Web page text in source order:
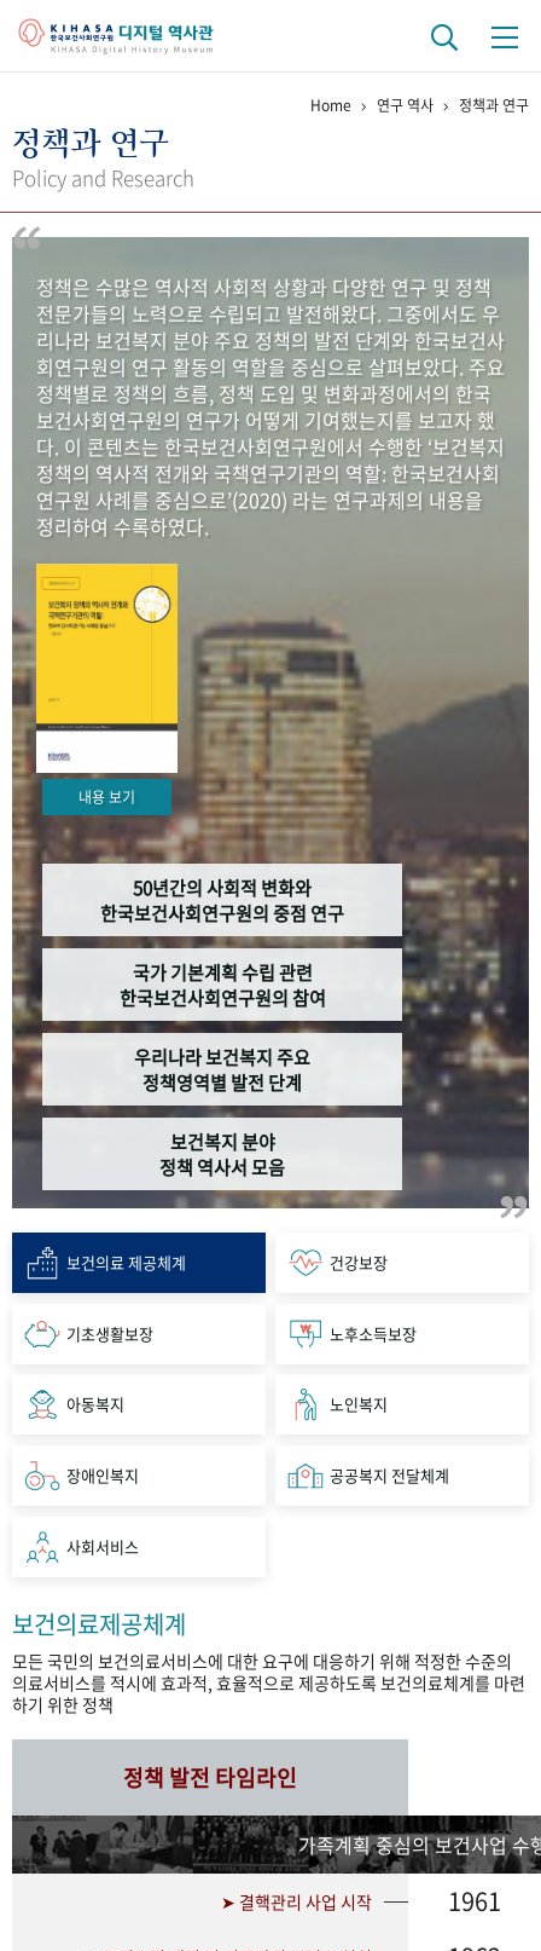
걸어온 길 기관 변천사
연구 역사
정책과 연구 키워드로 보는 연구 역사
연구자들
간행물 변천사
기록물 아카이브
사진 아카이브 문서 기록물 행정박물 영상 기록물
50+1주년 기념
성과 50선 숫자로 보는 50년
세계와 함께 한 KIHASA
VR 역사관
Home 연구 역사 정책과 연구
정책과 연구
Policy and Research
정책은 수많은 역사적 사회적 상황과 다양한 연구 및 정책
전문가들의 노력으로 수립되고 발전해왔다. 그중에서도 우
리나라 보건복지 분야 주요 정책의 발전 단계와 한국보건사
회연구원의 연구 활동의 역할을 중심으로 살펴보았다. 주요
정책별로 정책의 흐름, 정책 도입 및 변화과정에서의 한국
보건사회연구원의 연구가 어떻게 기여했는지를 보고자 했
다. 이 콘텐츠는 한국보건사회연구원에서 수행한 ‘보건복지
정책의 역사적 전개와 국책연구기관의 역할: 한국보건사회
연구원 사례를 중심으로’(2020) 라는 연구과제의 내용을
정리하여 수록하였다.
내용 보기
50년간의 사회적 변화와
한국보건사회연구원의 중점 연구
국가 기본계획 수립 관련
한국보건사회연구원의 참여
우리나라 보건복지 주요
정책영역별 발전 단계
보건복지 분야
정책 역사서 모음
보건의료 제공체계 건강보장
기초생활보장 노후소득보장
아동복지 노인복지
장애인복지 공공복지 전달체계
사회서비스
보건의료제공체계
모든 국민의 보건의료서비스에 대한 요구에 대응하기 위해 적정한 수준의
의료서비스를 적시에 효과적, 효율적으로 제공하도록 보건의료체계를 마련
하기 위한 정책
정책 발전 타임라인
가족계획 중심의 보건사업 수
➤ 결핵관리 사업 시작 1961